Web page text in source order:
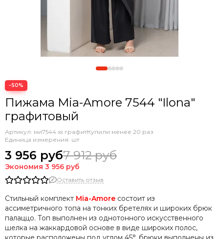
−50%
Пижама Mia-Amore 7544 "Ilona"
графитовый
Артикул: ми7544 xs графитКупили менее 20 раз
Единица измерения: шт
3 956 руб7 912 руб
Экономия 3 956 руб
Оставить отзыв
Стильный комплект Mia-Amore состоит из
ассиметричного топа на тонких бретелях и широких брюк
палаццо. Топ выполнен из однотонного искусственного
шелка на жаккардовой основе в виде широких полос,